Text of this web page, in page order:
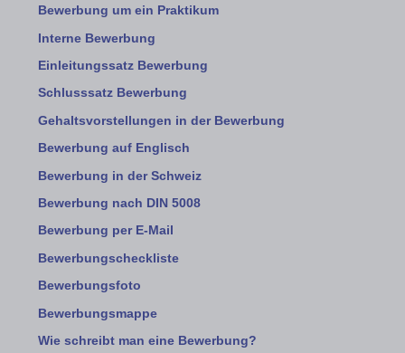
Bewerbung um ein Praktikum
Interne Bewerbung
Einleitungssatz Bewerbung
Schlusssatz Bewerbung
Gehaltsvorstellungen in der Bewerbung
Bewerbung auf Englisch
Bewerbung in der Schweiz
Bewerbung nach DIN 5008
Bewerbung per E-Mail
Bewerbungscheckliste
Bewerbungsfoto
Bewerbungsmappe
Wie schreibt man eine Bewerbung?